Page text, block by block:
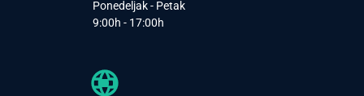
Ponedeljak - Petak
9:00h - 17:00h